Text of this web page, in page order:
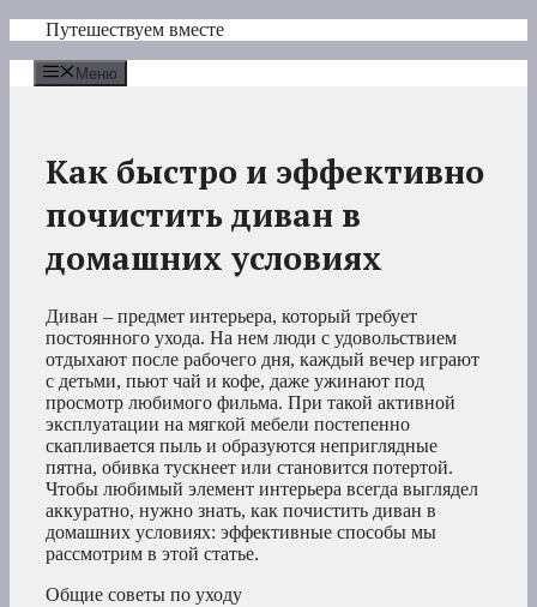
Перейти
содержимому
Путешествуем вместе
Меню
Как быстро и эффективно
почистить диван в
домашних условиях
Диван – предмет интерьера, который требует
постоянного ухода. На нем люди с удовольствием
отдыхают после рабочего дня, каждый вечер играют
с детьми, пьют чай и кофе, даже ужинают под
просмотр любимого фильма. При такой активной
эксплуатации на мягкой мебели постепенно
скапливается пыль и образуются неприглядные
пятна, обивка тускнеет или становится потертой.
Чтобы любимый элемент интерьера всегда выглядел
аккуратно, нужно знать, как почистить диван в
домашних условиях: эффективные способы мы
рассмотрим в этой статье.
Общие советы по уходу